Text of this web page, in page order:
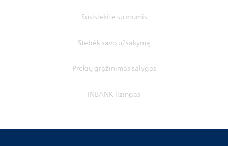
Susisiekite su mumis
Stebėk savo užsakymą
Prekių grąžinimas sąlygos
INBANK lizingas